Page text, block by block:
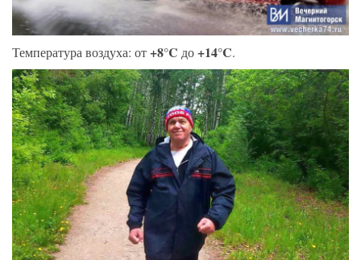
Температура воздуха: от+8°C до+14°C.